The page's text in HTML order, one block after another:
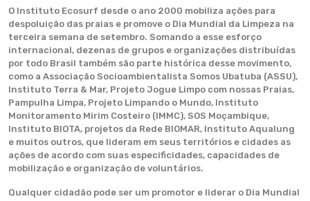
O Instituto Ecosurf desde o ano 2000 mobiliza ações para
despoluição das praias e promove o Dia Mundial da Limpeza na
terceira semana de setembro. Somando a esse esforço
internacional, dezenas de grupos e organizações distribuídas
por todo Brasil também são parte histórica desse movimento,
como a Associação Socioambientalista Somos Ubatuba (ASSU),
Instituto Terra & Mar, Projeto Jogue Limpo com nossas Praias,
Pampulha Limpa, Projeto Limpando o Mundo, Instituto
Monitoramento Mirim Costeiro (IMMC), SOS Moçambique,
Instituto BIOTA, projetos da Rede BIOMAR, Instituto Aqualung
e muitos outros, que lideram em seus territórios e cidades as
ações de acordo com suas especificidades, capacidades de
mobilização e organização de voluntários.
Qualquer cidadão pode ser um promotor e liderar o Dia Mundial